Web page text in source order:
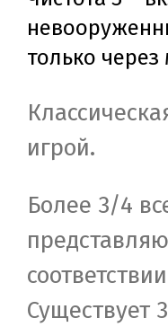
только через
игрой.
Более 3/4
Существует